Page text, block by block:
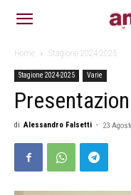
Home Stagione 2024-2025
Stagione 2024-2025 Varie
di Alessandro Falsetti - 23